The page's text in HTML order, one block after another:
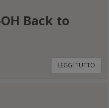
Back to
LEGGI TUTTO